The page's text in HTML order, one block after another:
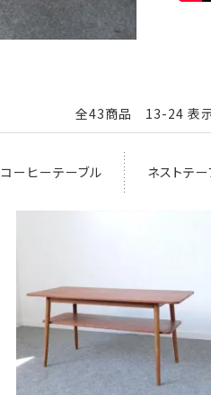
全43商品 13-24 表
コーヒーテーブル ネストテ